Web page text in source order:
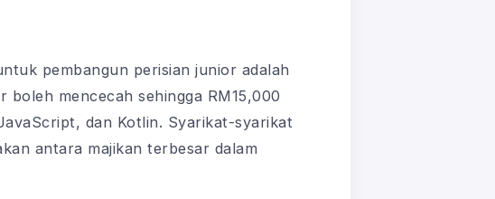
pembangun perisian junior adalah
mencecah sehingga RM15,000
dan Kotlin. Syarikat-syarikat
antara majikan terbesar dalam